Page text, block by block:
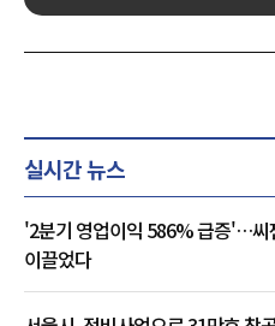
실시간 뉴스
'2분기 영업이익 586% 급증'…씨
이끌었다